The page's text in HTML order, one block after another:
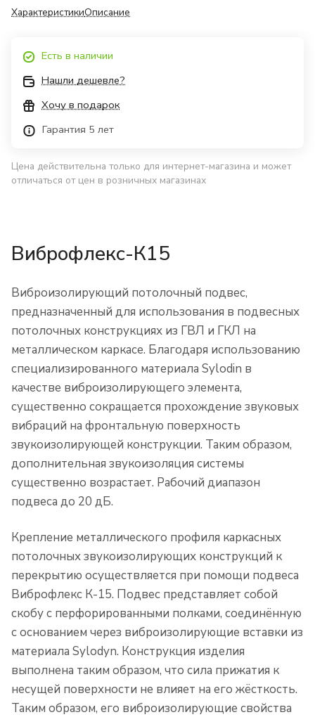
ХарактеристикиОписание
Есть в наличии
Нашли дешевле?
Хочу в подарок
Гарантия 5 лет
Цена действительна только для интернет-магазина и может
отличаться от цен в розничных магазинах
Виброфлекс-К15
Виброизолирующий потолочный подвес,
предназначенный для использования в подвесных
потолочных конструкциях из ГВЛ и ГКЛ на
металлическом каркасе. Благодаря использованию
специализированного материала Sylodin в
качестве виброизолирующего элемента,
существенно сокращается прохождение звуковых
вибраций на фронтальную поверхность
звукоизолирующей конструкции. Таким образом,
дополнительная звукоизоляция системы
существенно возрастает. Рабочий диапазон
подвеса до 20 дБ.
Крепление металлического профиля каркасных
потолочных звукоизолирующих конструкций к
перекрытию осуществляется при помощи подвеса
Виброфлекс К-15. Подвес представляет собой
скобу с перфорированными полками, соединённую
с основанием через виброизолирующие вставки из
материала Sylodyn. Конструкция изделия
выполнена таким образом, что сила прижатия к
несущей поверхности не влияет на его жёсткость.
Таким образом, его виброизолирующие свойства